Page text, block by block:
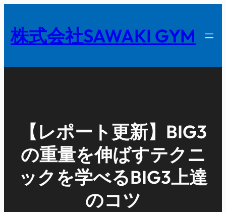
を
キ
株式会社SAWAKI GYM
【レポート更新】BIG3
の重量を伸ばすテクニ
ックを学べるBIG3上達
のコツ